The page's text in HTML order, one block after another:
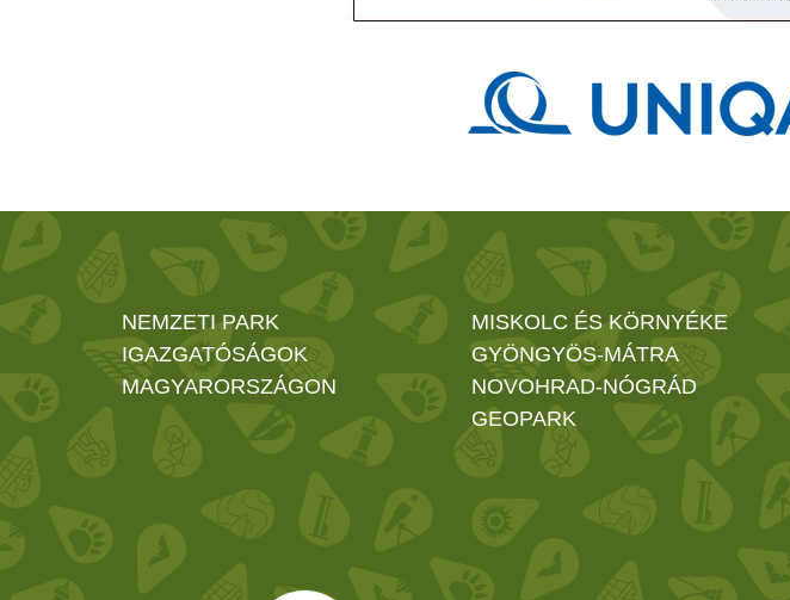
NEMZETI PARK
IGAZGATÓSÁGOK
MAGYARORSZÁGON
MISKOLC ÉS KÖRNYÉKE
GYÖNGYÖS-MÁTRA
NOVOHRAD-NÓGRÁD
GEOPARK